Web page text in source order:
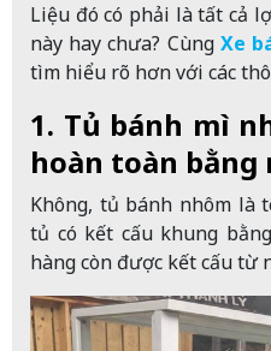
Liệu đó có phải là tất cả
này hay chưa? Cùng Xe
tìm hiểu rõ hơn với các
1. Tủ bánh mì
hoàn toàn bằng
Không, tủ bánh nhôm là
tủ có kết cấu khung
hàng còn được kết cấu từ